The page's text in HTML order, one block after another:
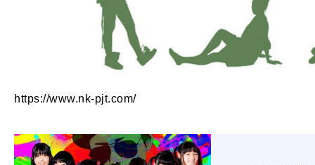
https://www.nk-pjt.com/